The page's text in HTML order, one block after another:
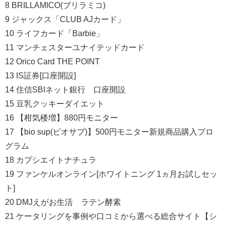
8 BRILLAMICO(ブリラミコ)
9 ジャックス「CLUB AJカード」
10 ライフカード「Barbie」
11 マンチェスターユナイテッドカード
12 Orico Card THE POINT
13 IS証券[口座開設]
14 住信SBIネット銀行 口座開設
15 豆乳クッキーダイエット
16 【柑気楼増】880円モニター
17 【bio sup(ビオサプ)】500円モニター新規商品購入プロ
グラム
18 カプシエイトナチュラ
19 ファンケルオンライン[ホワイトニング 1ヵ月お試しセッ
ト]
20 DMJえがお生活 ラテン酵素
21 ケータリングを事例や口コミから選べる総合サイト【シ